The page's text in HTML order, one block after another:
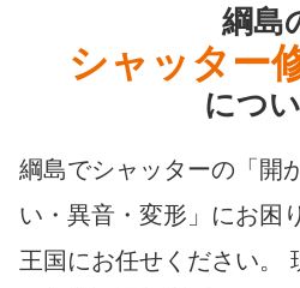
綱島
シャッター
につ
綱島でシャッターの「開
い・異音・変形」にお困
王国にお任せください。